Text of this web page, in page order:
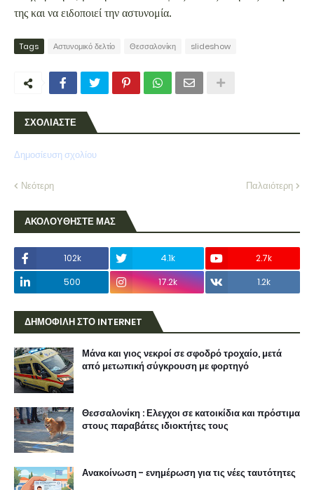
της και να ειδοποιεί την αστυνομία.
Tags Αστυνομικό δελτίο Θεσσαλονίκη slideshow
ΣΧΟΛΙΑΣΤΕ
Δημοσίευση σχολίου
Νεότερη Παλαιότερη
ΑΚΟΛΟΥΘΗΣΤΕ ΜΑΣ
102k 4.1k
2.7k
500
17.2k 1.2k
ΔΗΜΟΦΙΛΗ ΣΤΟ INTERNET
Μάνα και γιος νεκροί σε σφοδρό τροχαίο, μετά
από μετωπική σύγκρουση με φορτηγό
Θεσσαλονίκη : Ελεγχοι σε κατοικίδια και πρόστιμα
στους παραβάτες ιδιοκτήτες τους
Ανακοίνωση - ενημέρωση για τις νέες ταυτότητες